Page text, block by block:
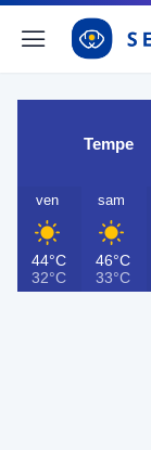
Tempe
ven
44°C
32°C
sam
46°C
33°C